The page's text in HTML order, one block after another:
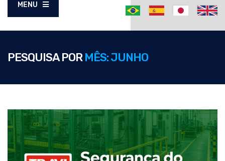
MENU
PESQUISA PORMÊS: JUNHO